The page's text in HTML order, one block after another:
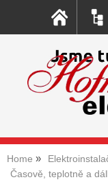
Home
Časově, teplotně a